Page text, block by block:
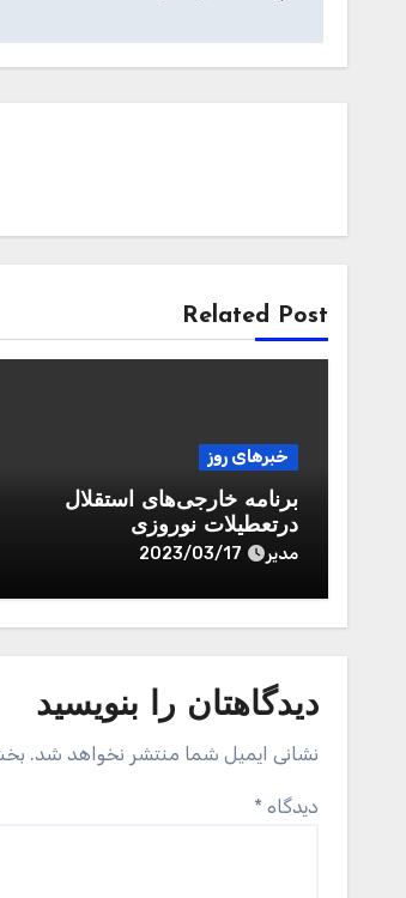
Related Post
خبرهای روز
برنامه خارجی‌های استقلال
درتعطیلات نوروزی
مدیر 2023/03/17
دیدگاهتان را بنویسید
نشانی ایمیل شما منتشر نخواهد شد.
دیدگاه *